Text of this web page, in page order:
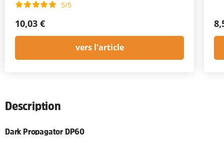
5/5
10,03 €
vers l'article
Description
Dark Propagator DP60